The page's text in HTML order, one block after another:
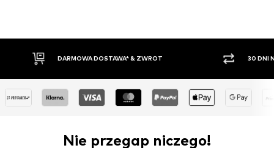
DARMOWA DOSTAWA* & ZWROT 30 DNI
Nie przegap niczego!